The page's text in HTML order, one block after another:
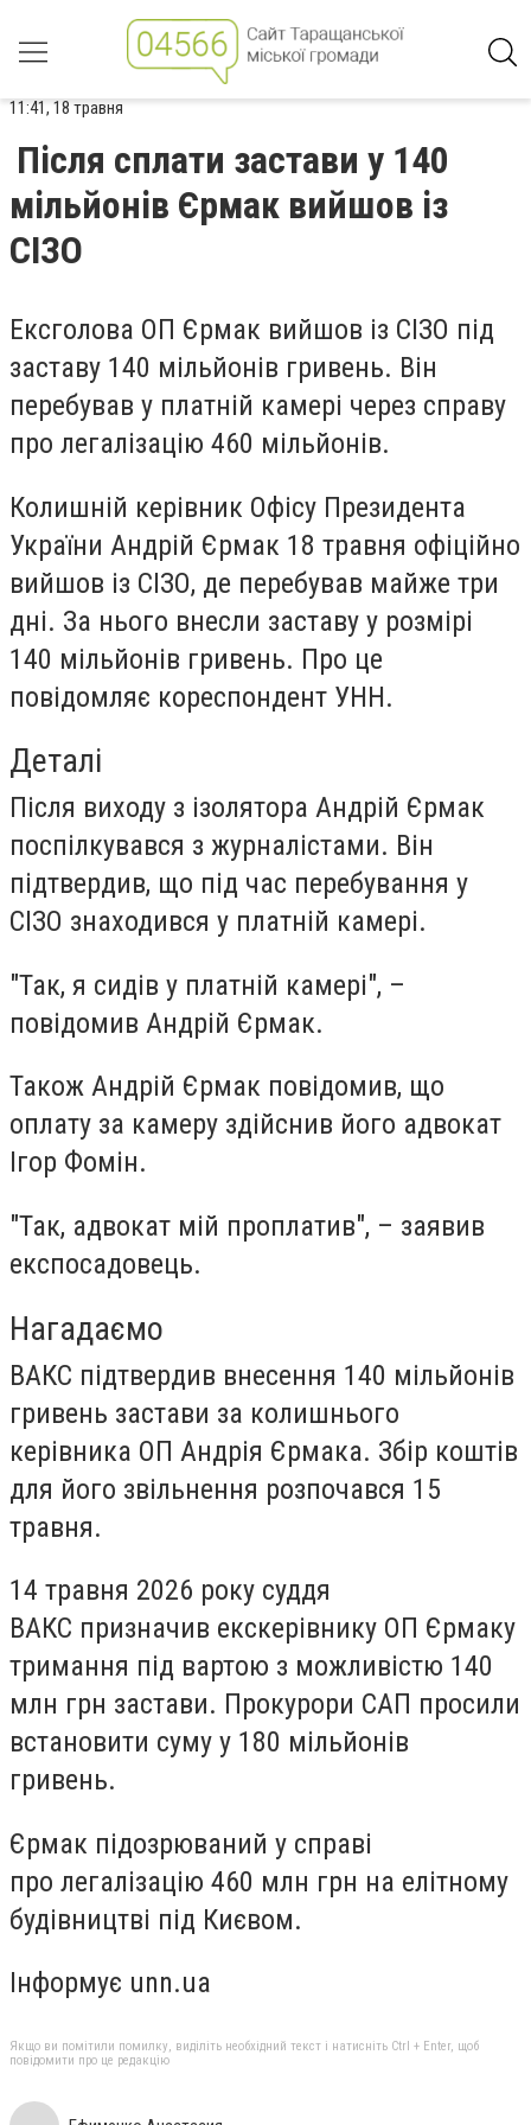
11:41, 18 травня
Після сплати застави у 140
мільйонів Єрмак вийшов із
СІЗО
Ексголова ОП Єрмак вийшов із СІЗО під
заставу 140 мільйонів гривень. Він
перебував у платній камері через справу
про легалізацію 460 мільйонів.
Колишній керівник Офісу Президента
України Андрій Єрмак 18 травня офіційно
вийшов із СІЗО, де перебував майже три
дні. За нього внесли заставу у розмірі
140 мільйонів гривень. Про це
повідомляє кореспондент УНН.
Деталі
Після виходу з ізолятора Андрій Єрмак
поспілкувався з журналістами. Він
підтвердив, що під час перебування у
СІЗО знаходився у платній камері.
"Так, я сидів у платній камері", –
повідомив Андрій Єрмак.
Також Андрій Єрмак повідомив, що
оплату за камеру здійснив його адвокат
Ігор Фомін.
"Так, адвокат мій проплатив", – заявив
експосадовець.
Нагадаємо
ВАКС підтвердив внесення 140 мільйонів
гривень застави за колишнього
керівника ОП Андрія Єрмака. Збір коштів
для його звільнення розпочався 15
травня.
14 травня 2026 року суддя
ВАКС призначив екскерівнику ОП Єрмаку
тримання під вартою з можливістю 140
млн грн застави. Прокурори САП просили
встановити суму у 180 мільйонів
гривень.
Єрмак підозрюваний у справі
про легалізацію 460 млн грн на елітному
будівництві під Києвом.
Інформує unn.ua
Якщо ви помітили помилку, виділіть необхідний текст і натисніть Ctrl + Enter, щоб
повідомити про це редакцію